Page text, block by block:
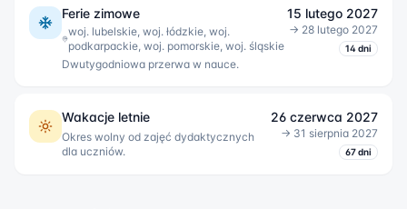
Ferie zimowe
woj. lubelskie, woj. łódzkie, woj.
podkarpackie, woj. pomorskie, woj. śląskie
Dwutygodniowa przerwa w nauce.
15 lutego 2027
→ 28 lutego 2027
14dni
Wakacje letnie
Okres wolny od zajęć dydaktycznych
dla uczniów.
26 czerwca 2027
→ 31 sierpnia 2027
67dni